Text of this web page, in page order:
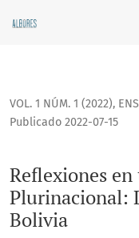
Reflexiones en
VOL. 1 NÚM. 1 (2022),
Reflexiones
Plurinacional:
Bolivia
Publicado 2022-07-15